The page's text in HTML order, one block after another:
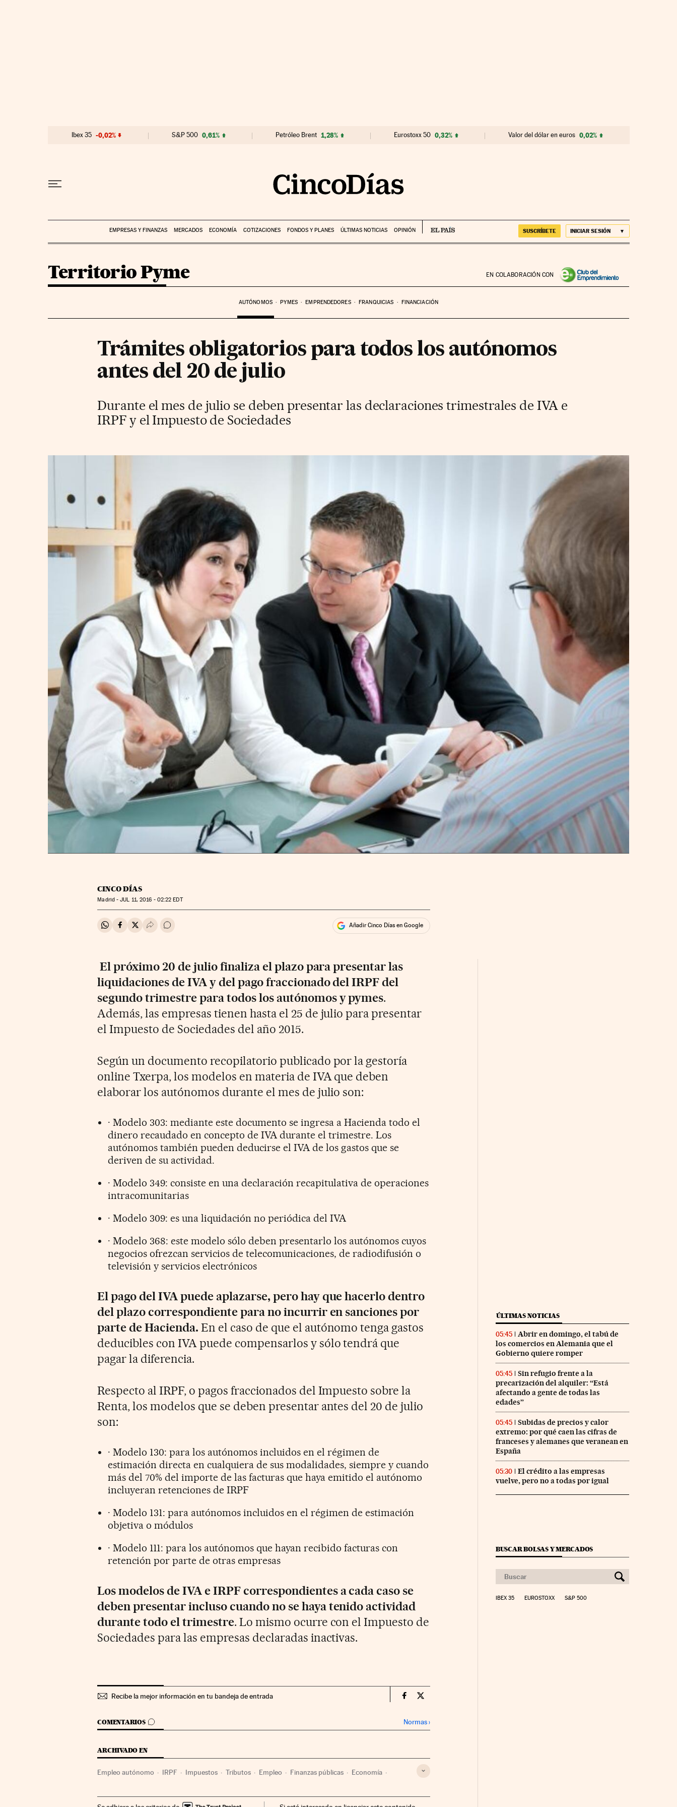
Ibex 35 -0,02% S&P 500 0,61% Petróleo Brent 1,28% Eurostoxx 50 0,32% Valor del dólar en euros 0,02%
EMPRESAS Y FINANZAS MERCADOS ECONOMÍA COTIZACIONES FONDOS Y PLANES ÚLTIMAS NOTICIAS OPINIÓN SUSCRÍBETE INICIAR SESIÓN
EN COLABORACIÓN CON
Territorio Pyme
AUTÓNOMOS PYMES EMPRENDEDORES FRANQUICIAS FINANCIACIÓN
Trámites obligatorios para todos los autónomos
antes del 20 de julio
Durante el mes de julio se deben presentar las declaraciones trimestrales de IVA e
IRPF y el Impuesto de Sociedades
CINCO DÍAS
Madrid -JUL 11, 2016 - 02:22 EDT
Compartir en Whatsapp
Compartir en Facebook
Compartir en Twitter
Desplegar Redes Sociales
Ir a los comentarios Añadir Cinco Días en Google
El próximo 20 de julio finaliza el plazo para presentar las
liquidaciones de IVA y del pago fraccionado del IRPF del
segundo trimestre para todos los autónomos y pymes.
Además, las empresas tienen hasta el 25 de julio para presentar
el Impuesto de Sociedades del año 2015.
Según un documento recopilatorio publicado por la gestoría
online Txerpa, los modelos en materia de IVA que deben
elaborar los autónomos durante el mes de julio son:
· Modelo 303: mediante este documento se ingresa a Hacienda todo el
dinero recaudado en concepto de IVA durante el trimestre. Los
autónomos también pueden deducirse el IVA de los gastos que se
deriven de su actividad.
· Modelo 349: consiste en una declaración recapitulativa de operaciones
intracomunitarias
· Modelo 309: es una liquidación no periódica del IVA
· Modelo 368: este modelo sólo deben presentarlo los autónomos cuyos
negocios ofrezcan servicios de telecomunicaciones, de radiodifusión o
televisión y servicios electrónicos
El pago del IVA puede aplazarse, pero hay que hacerlo dentro
del plazo correspondiente para no incurrir en sanciones por
parte de Hacienda. En el caso de que el autónomo tenga gastos
deducibles con IVA puede compensarlos y sólo tendrá que
pagar la diferencia.
Respecto al IRPF, o pagos fraccionados del Impuesto sobre la
Renta, los modelos que se deben presentar antes del 20 de julio
son:
· Modelo 130: para los autónomos incluidos en el régimen de
estimación directa en cualquiera de sus modalidades, siempre y cuando
más del 70% del importe de las facturas que haya emitido el autónomo
incluyeran retenciones de IRPF
· Modelo 131: para autónomos incluidos en el régimen de estimación
objetiva o módulos
· Modelo 111: para los autónomos que hayan recibido facturas con
retención por parte de otras empresas
Los modelos de IVA e IRPF correspondientes a cada caso se
deben presentar incluso cuando no se haya tenido actividad
durante todo el trimestre. Lo mismo ocurre con el Impuesto de
Sociedades para las empresas declaradas inactivas.
Recibe la mejor información en tu bandeja de entrada Territorio Pyme Cinco Días en Facebook
Territorio Pyme Cinco Días en Twitter
COMENTARIOS
IR A LOS COMENTARIOS Normas›
ARCHIVADO EN
Empleo autónomo IRPF Impuestos Tributos Empleo Finanzas públicas Economía
ÚLTIMAS NOTICIAS
05:45
Abrir en domingo, el tabú de
los comercios en Alemania que el
Gobierno quiere romper
05:45
Sin refugio frente a la
precarización del alquiler: “Está
afectando a gente de todas las
edades”
05:45
Subidas de precios y calor
extremo: por qué caen las cifras de
franceses y alemanes que veranean en
España
05:30
El crédito a las empresas
vuelve, pero no a todas por igual
BUSCAR BOLSAS Y MERCADOS
IBEX 35 EUROSTOXX S&P 500